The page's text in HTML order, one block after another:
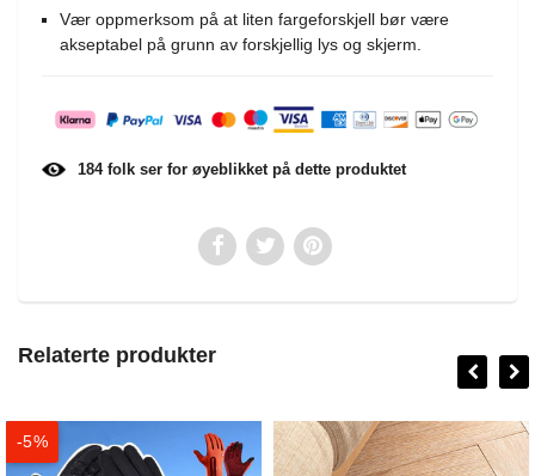
Vær oppmerksom på at liten fargeforskjell bør være
akseptabel på grunn av forskjellig lys og skjerm.
184folk ser for øyeblikket på dette produktet
Relaterte produkter
-5%